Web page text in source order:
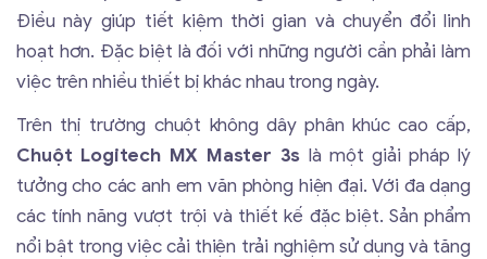
Điều này giúp tiết kiệm thời gian và chuyển đổi linh
hoạt hơn. Đặc biệt là đối với những người cần phải làm
việc trên nhiều thiết bị khác nhau trong ngày.
Trên thị trường chuột không dây phân khúc cao cấp,
Chuột Logitech MX Master 3s là một giải pháp lý
tưởng cho các anh em văn phòng hiện đại. Với đa dạng
các tính năng vượt trội và thiết kế đặc biệt. Sản phẩm
nổi bật trong việc cải thiện trải nghiệm sử dụng và tăng